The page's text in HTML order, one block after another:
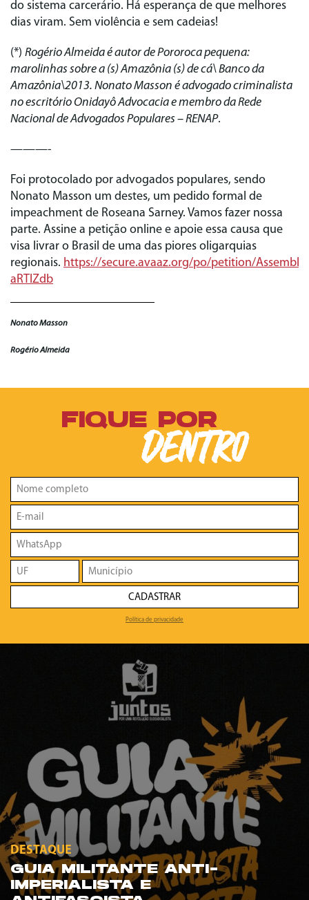
do sistema carcerário. Há esperança de que melhores
dias viram. Sem violência e sem cadeias!
(*) Rogério Almeida é autor de Pororoca pequena:
marolinhas sobre a (s) Amazônia (s) de cá\ Banco da
Amazônia\2013. Nonato Masson é advogado criminalista
no escritório Onidayô Advocacia e membro da Rede
Nacional de Advogados Populares – RENAP.
———-
Foi protocolado por advogados populares, sendo
Nonato Masson um destes, um pedido formal de
impeachment de Roseana Sarney. Vamos fazer nossa
parte. Assine a petição online e apoie essa causa que
visa livrar o Brasil de uma das piores oligarquias
regionais. https://secure.avaaz.org/po/petition/
aRTlZdb
Nonato Masson
Rogério Almeida
FIQUE POR
DENTRO
CADASTRAR
Política de privacidade
DESTAQUE
GUIA MILITANTE ANTI-
IMPERIALISTA E